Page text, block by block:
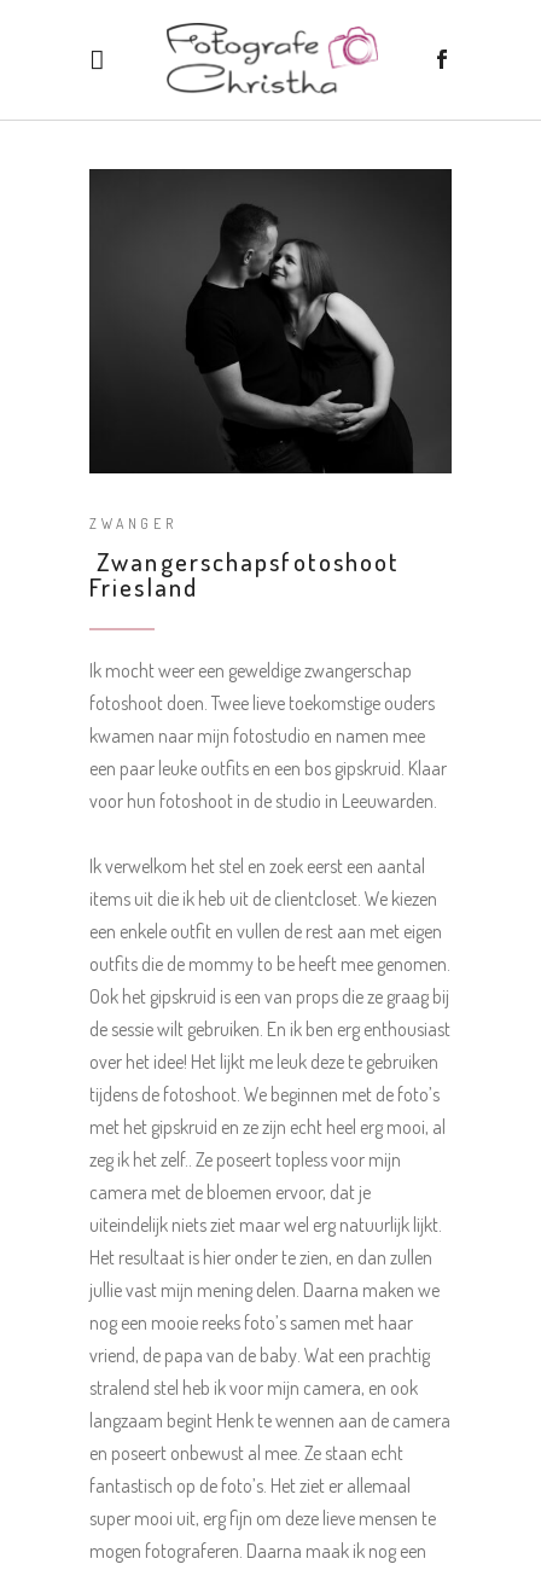
ZWANGER
Zwangerschapsfotoshoot
Friesland
Ik mocht weer een geweldige zwangerschap
fotoshoot doen. Twee lieve toekomstige ouders
kwamen naar mijn fotostudio en namen mee
een paar leuke outfits en een bos gipskruid. Klaar
voor hun fotoshoot in de studio in Leeuwarden.
Ik verwelkom het stel en zoek eerst een aantal
items uit die ik heb uit de clientcloset. We kiezen
een enkele outfit en vullen de rest aan met eigen
outfits die de mommy to be heeft mee genomen.
Ook het gipskruid is een van props die ze graag bij
de sessie wilt gebruiken. En ik ben erg enthousiast
over het idee! Het lijkt me leuk deze te gebruiken
tijdens de fotoshoot. We beginnen met de foto’s
met het gipskruid en ze zijn echt heel erg mooi, al
zeg ik het zelf.. Ze poseert topless voor mijn
camera met de bloemen ervoor, dat je
uiteindelijk niets ziet maar wel erg natuurlijk lijkt.
Het resultaat is hier onder te zien, en dan zullen
jullie vast mijn mening delen. Daarna maken we
nog een mooie reeks foto’s samen met haar
vriend, de papa van de baby. Wat een prachtig
stralend stel heb ik voor mijn camera, en ook
langzaam begint Henk te wennen aan de camera
en poseert onbewust al mee. Ze staan echt
fantastisch op de foto’s. Het ziet er allemaal
super mooi uit, erg fijn om deze lieve mensen te
mogen fotograferen. Daarna maak ik nog een